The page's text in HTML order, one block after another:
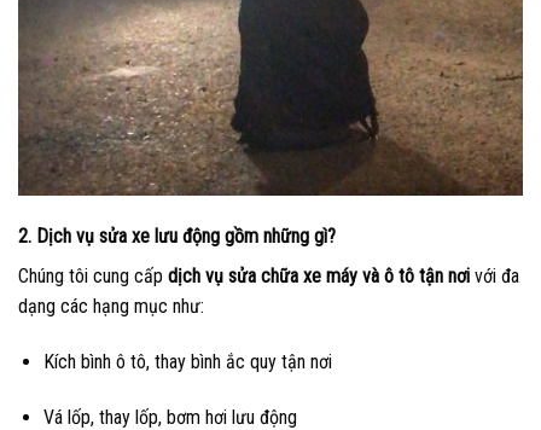
2. Dịch vụ sửa xe lưu động gồm những gì?
Chúng tôi cung cấp dịch vụ sửa chữa xe máy và ô tô tận nơi với đa
dạng các hạng mục như:
Kích bình ô tô, thay bình ắc quy tận nơi
Vá lốp, thay lốp, bơm hơi lưu động